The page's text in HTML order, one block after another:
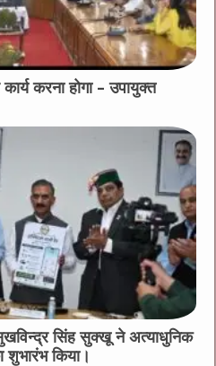
करना होगा – उपायुक्त
सिंह सुक्खू ने अत्याधुनिक
किया।